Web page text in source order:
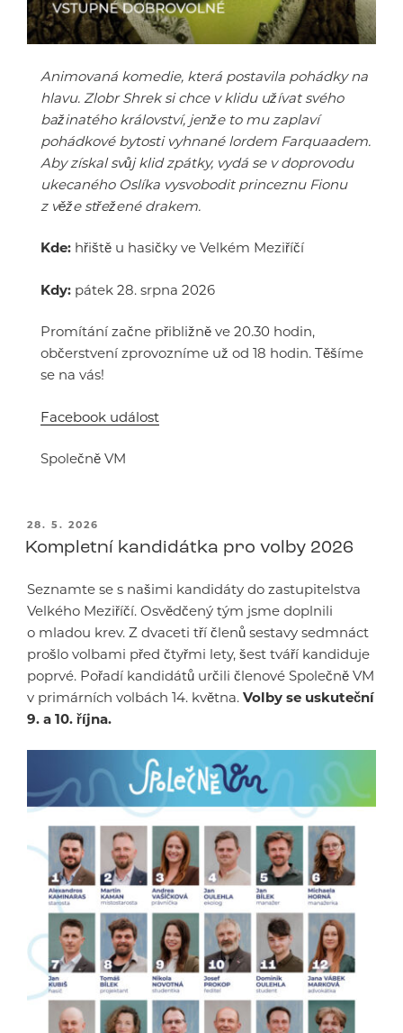
Animovaná komedie, která postavila pohádky na
hlavu. Zlobr Shrek si chce v klidu užívat svého
bažinatého království, jenže to mu zaplaví
pohádkové bytosti vyhnané lordem Farquaadem.
Aby získal svůj klid zpátky, vydá se v doprovodu
ukecaného Oslíka vysvobodit princeznu Fionu
z věže střežené drakem.
Kde: hřiště u hasičky ve Velkém Meziříčí
Kdy: pátek 28. srpna 2026
Promítání začne přibližně ve 20.30 hodin,
občerstvení zprovozníme už od 18 hodin. Těšíme
se na vás!
Facebook událost
Společně VM
PUBLIKOVÁNO
28. 5. 2026
Kompletní kandidátka pro volby 2026
Seznamte se s našimi kandidáty do zastupitelstva
Velkého Meziříčí. Osvědčený tým jsme doplnili
o mladou krev. Z dvaceti tří členů sestavy sedmnáct
prošlo volbami před čtyřmi lety, šest tváří kandiduje
poprvé. Pořadí kandidátů určili členové Společně VM
v primárních volbách 14. května. Volby se uskuteční
9. a 10. října.